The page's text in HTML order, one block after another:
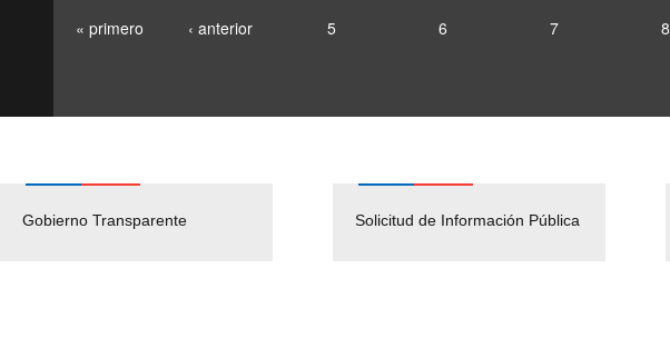
« primero ‹ anterior 5 6 7 8
Gobierno Transparente Solicitud de Información Pública
Pago Proveedores
Empleos Públicos